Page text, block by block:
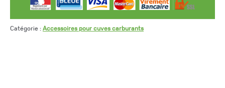
Catégorie : Accessoires pour cuves carburants